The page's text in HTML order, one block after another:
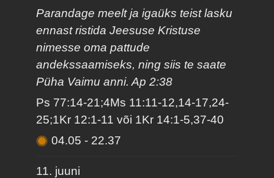
Parandage meelt ja igaüks teist lasku
ennast ristida Jeesuse Kristuse
nimesse oma pattude
andekssaamiseks, ning siis te saate
Püha Vaimu anni. Ap 2:38
Ps 77:14-21;4Ms 11:11-12,14-17,24-
25;1Kr 12:1-11 või 1Kr 14:1-5,37-40
04.05- 22.37
11. juuni